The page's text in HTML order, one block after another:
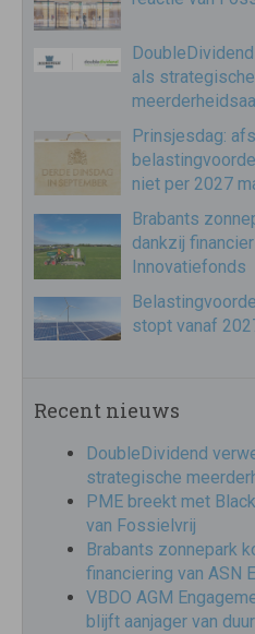
als strategische
Prinsjesdag:
niet per 2027
Brabants
dankzij
Innovatiefonds
stopt vanaf
Recent nieuws
DoubleDividend
strategische
PME breekt met
van Fossielvrij
Brabants zonnepark
financiering van ASN
VBDO AGM
blijft aanjager van